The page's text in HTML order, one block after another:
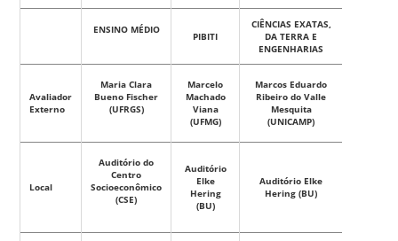
ENSINO MÉDIO
PIBITI
CIÊNCIAS EXATAS,
DA TERRA E
ENGENHARIAS
Avaliador
Externo
Maria Clara
Bueno Fischer
(UFRGS)
Marcelo
Machado
Viana
(UFMG)
Marcos Eduardo
Ribeiro do Valle
Mesquita
(UNICAMP)
Local
Auditório do
Centro
Socioeconômico
(CSE)
Auditório
Elke
Hering
(BU)
Auditório Elke
Hering (BU)